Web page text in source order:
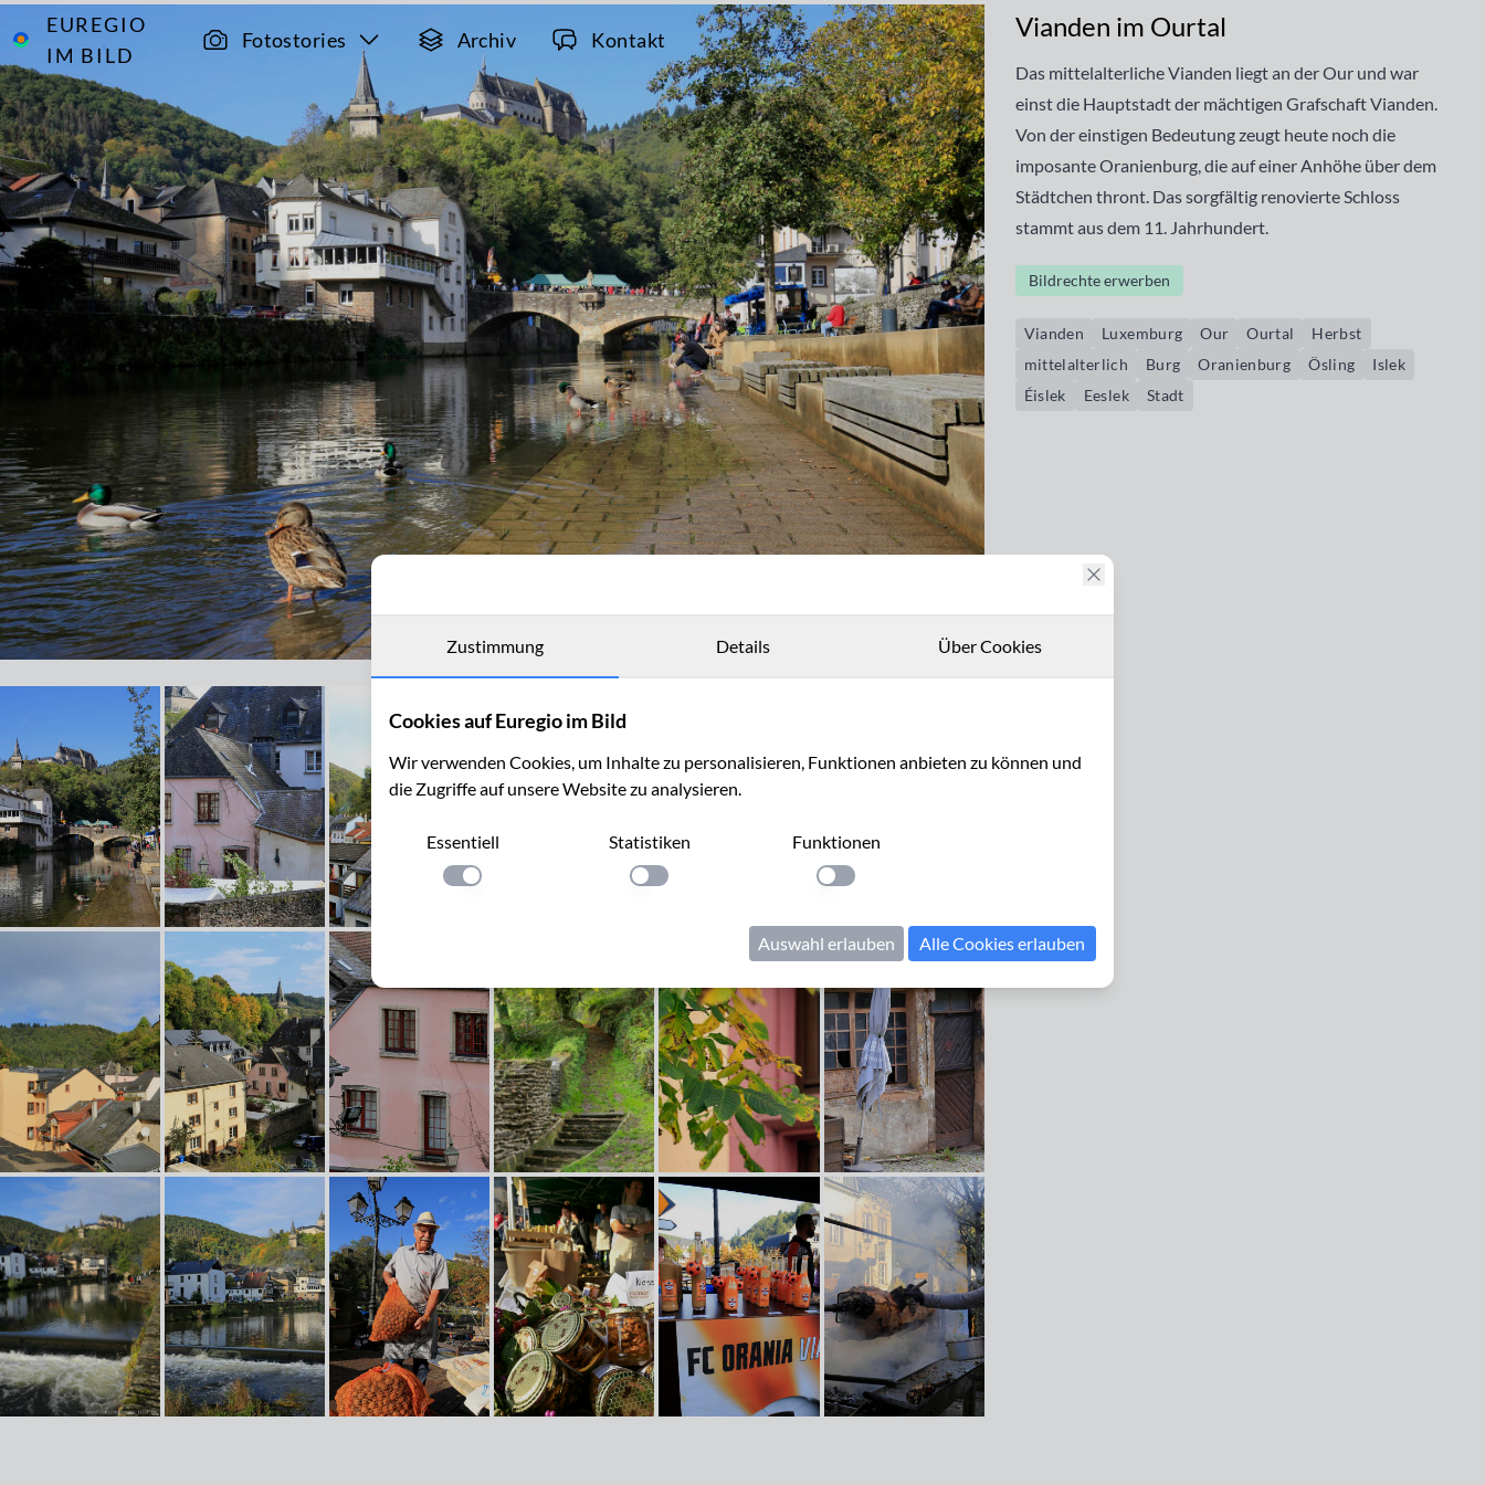
EUREGIO
IM BILD
Fotostories Archiv Kontakt
Archiv Vianden im Ourtal
Das mittelalterliche Vianden liegt an der Our und war
einst die Hauptstadt der mächtigen Grafschaft Vianden.
Von der einstigen Bedeutung zeugt heute noch die
imposante Oranienburg, die auf einer Anhöhe über dem
Städtchen thront. Das sorgfältig renovierte Schloss
stammt aus dem 11. Jahrhundert.
Bildrechte erwerben
Vianden Luxemburg Our Ourtal
Herbst
mittelalterlich
Burg Oranienburg Ösling
Islek
Éislek
Eeslek Stadt
Zustimmung Details Über Cookies
Cookies auf Euregio im Bild
Wir verwenden Cookies, um Inhalte zu personalisieren, Funktionen anbieten zu können und
die Zugriffe auf unsere Website zu analysieren.
Essentiell
Einstellung anwenden
Statistiken
Einstellung anwenden
Funktionen
Einstellung anwenden
Auswahl erlauben Alle Cookies erlauben